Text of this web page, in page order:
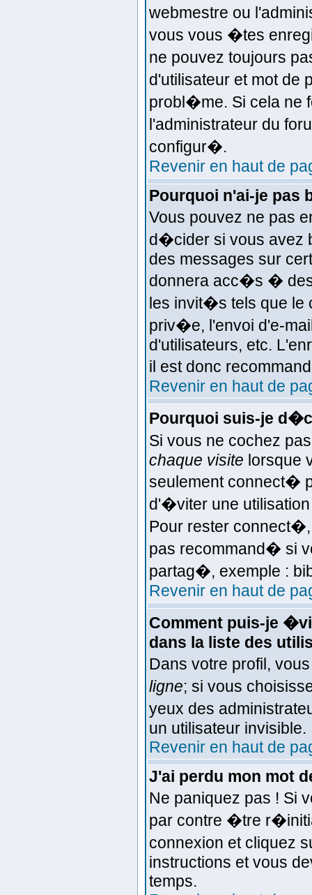
webmestre ou
vous vous �tes
ne pouvez toujours
d'utilisateur et mot
probl�me. Si cela ne
l'administrateur du
configur�.
Revenir en haut de
Pourquoi n'ai-je pas
Vous pouvez ne pas
d�cider si vous avez
des messages sur
donnera acc�s � des
les invit�s tels que le
priv�e, l'envoi d'e-
d'utilisateurs, etc.
il est donc
Revenir en haut de
Pourquoi suis-je
Si vous ne cochez
chaque visite lorsque
seulement connect�
d'�viter une
Pour rester
pas recommand� si
partag�, exemple :
Revenir en haut de
Comment puis-je
dans la liste des
Dans votre profil,
ligne; si vous
yeux des
un utilisateur invisible.
Revenir en haut de
J'ai perdu mon mot
Ne paniquez pas ! Si
par contre �tre
connexion et cliquez
instructions et vous
temps.